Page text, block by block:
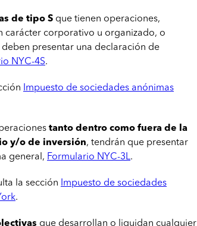
de tipo S que tienen operaciones,
carácter corporativo u organizado, o
presentar una declaración de
NYC-4S.
Impuesto de sociedades anónimas
tanto dentro como fuera de la
y/o de inversión, tendrán que presentar
general, Formulario NYC-3L.
la sección Impuesto de sociedades
.
que desarrollan o liquidan cualquier